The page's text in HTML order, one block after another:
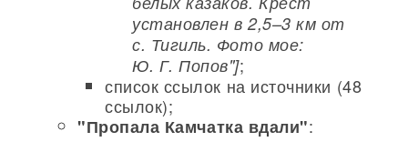
установлен в 2,5–3 км от
с. Тигиль. Фото мое:
Ю. Г. Попов"];
список ссылок на источники (48
ссылок);
"Пропала Камчатка вдали":